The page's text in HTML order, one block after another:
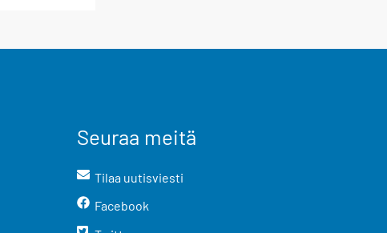
Seuraa meitä
Tilaa uutisviesti
Facebook